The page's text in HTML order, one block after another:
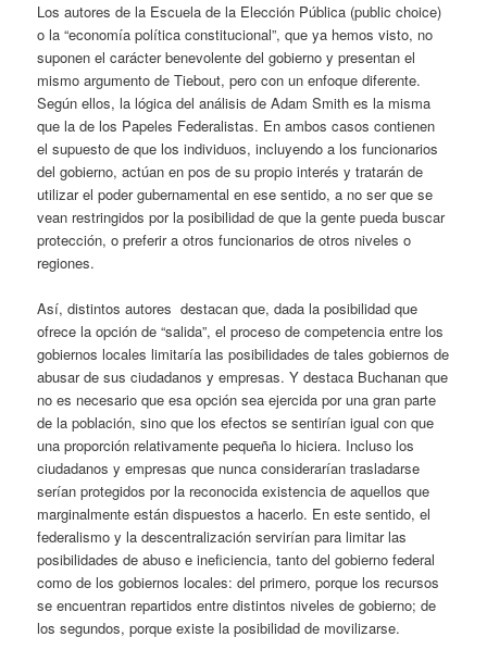
Los autores de la Escuela de la Elección Pública (public choice)
o la “economía política constitucional”, que ya hemos visto, no
suponen el carácter benevolente del gobierno y presentan el
mismo argumento de Tiebout, pero con un enfoque diferente.
Según ellos, la lógica del análisis de Adam Smith es la misma
que la de los Papeles Federalistas. En ambos casos contienen
el supuesto de que los individuos, incluyendo a los funcionarios
del gobierno, actúan en pos de su propio interés y tratarán de
utilizar el poder gubernamental en ese sentido, a no ser que se
vean restringidos por la posibilidad de que la gente pueda buscar
protección, o preferir a otros funcionarios de otros niveles o
regiones.
Así, distintos autores destacan que, dada la posibilidad que
ofrece la opción de “salida”, el proceso de competencia entre los
gobiernos locales limitaría las posibilidades de tales gobiernos de
abusar de sus ciudadanos y empresas. Y destaca Buchanan que
no es necesario que esa opción sea ejercida por una gran parte
de la población, sino que los efectos se sentirían igual con que
una proporción relativamente pequeña lo hiciera. Incluso los
ciudadanos y empresas que nunca considerarían trasladarse
serían protegidos por la reconocida existencia de aquellos que
marginalmente están dispuestos a hacerlo. En este sentido, el
federalismo y la descentralización servirían para limitar las
posibilidades de abuso e ineficiencia, tanto del gobierno federal
como de los gobiernos locales: del primero, porque los recursos
se encuentran repartidos entre distintos niveles de gobierno; de
los segundos, porque existe la posibilidad de movilizarse.